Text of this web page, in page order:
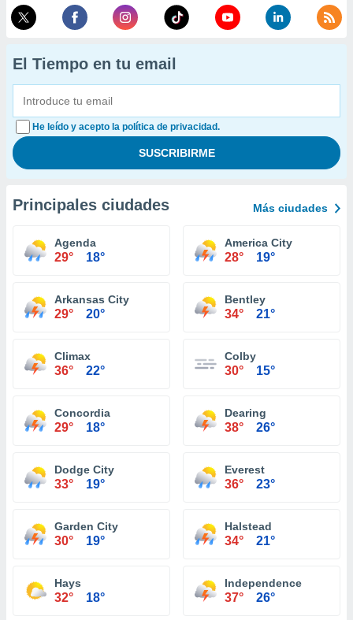
El Tiempo en tu email
He leído y acepto la política de privacidad.
Principales ciudades Más ciudades
Agenda
29° 18°
America City
28° 19°
Arkansas City
29° 20°
Bentley
34° 21°
Climax
36° 22°
Colby
30° 15°
Concordia
29° 18°
Dearing
38° 26°
Dodge City
33° 19°
Everest
36° 23°
Garden City
30° 19°
Halstead
34° 21°
Hays
32° 18°
Independence
37° 26°